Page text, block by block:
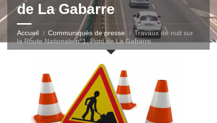
de La Gabarre
Accueil Communiqués de presse
Travaux de nuit sur
la Route Nationale n°1, Pont de La Gabarre